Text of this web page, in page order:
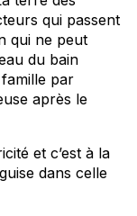
qui passent
qui ne peut
du bain
par
après le
et c’est à la
dans celle